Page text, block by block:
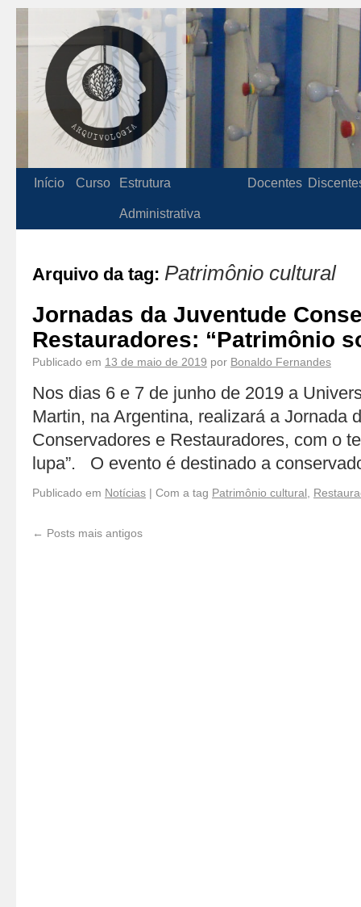
Início Curso Estrutura
Administrativa
Docentes
Arquivo da tag: Patrimônio cultural
Jornadas da Juventude
Restauradores: “Patrimônio
Publicado em 13 de maio de 2019 por Bonaldo Fernandes
Nos dias 6 e 7 de junho de 2019 a
Martin, na Argentina, realizará a Jornada
Conservadores e Restauradores, com o
lupa”. O evento é destinado a
Publicado em Notícias | Com a tag Patrimônio cultural
← Posts mais antigos